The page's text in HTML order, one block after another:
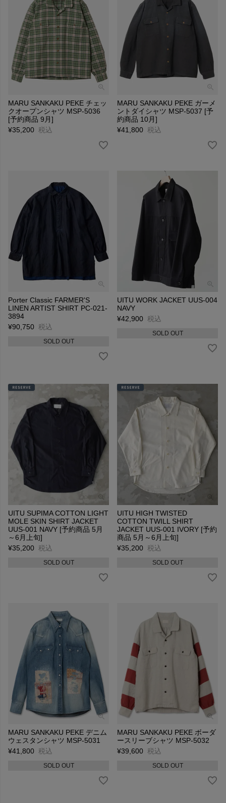
MARU SANKAKU PEKE チェッ
クオープンシャツ MSP-5036
[予約商品 9月]
¥35,200 税込
MARU SANKAKU PEKE ガーメ
ントダイシャツ MSP-5037 [予
約商品 10月]
¥41,800 税込
Porter Classic FARMER'S
LINEN ARTIST SHIRT PC-021-
3894
¥90,750 税込
SOLD OUT
UITU WORK JACKET UUS-004
NAVY
¥42,900 税込
SOLD OUT
UITU SUPIMA COTTON LIGHT
MOLE SKIN SHIRT JACKET
UUS-001 NAVY [予約商品 5月
～6月上旬]
¥35,200 税込
SOLD OUT
UITU HIGH TWISTED
COTTON TWILL SHIRT
JACKET UUS-001 IVORY [予約
商品 5月～6月上旬]
¥35,200 税込
SOLD OUT
MARU SANKAKU PEKE デニム
ウェスタンシャツ MSP-5031
¥41,800 税込
SOLD OUT
MARU SANKAKU PEKE ボーダ
ースリーブシャツ MSP-5032
¥39,600 税込
SOLD OUT